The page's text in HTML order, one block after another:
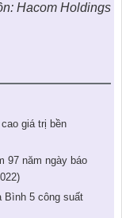
Hacom Holdings
giá trị bền
97 năm ngày báo
Bình 5 công suất